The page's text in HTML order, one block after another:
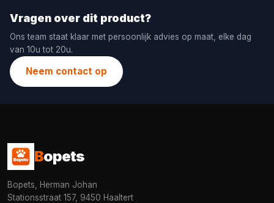
Vragen over dit product?
Ons team staat klaar met persoonlijk advies op maat, elke dag
van 10u tot 20u.
Neem contact op
Bopets
Bopets, Herman Johan
Stationsstraat 157, 9450 Haaltert